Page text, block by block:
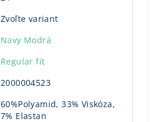
Zvoľte variant
Navy Modrá
Regular fit
2000004523
60%Polyamid, 33% Viskóza,
7% Elastan